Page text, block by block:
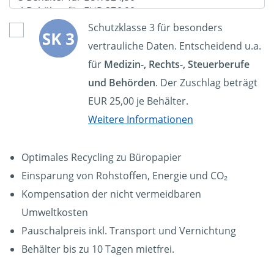
Schutzklasse 3 für besonders
vertrauliche Daten. Entscheidend u.a.
für Medizin-, Rechts-, Steuerberufe
und Behörden. Der Zuschlag beträgt
EUR 25,00 je Behälter.
Weitere Informationen
Optimales Recycling zu Büropapier
Einsparung von Rohstoffen, Energie und CO₂
Kompensation der nicht vermeidbaren
Umweltkosten
Pauschalpreis inkl. Transport und Vernichtung
Behälter bis zu 10 Tagen mietfrei.